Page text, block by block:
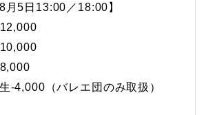
8月5日13:00／18:00】
-4,000（バレエ団のみ取扱）